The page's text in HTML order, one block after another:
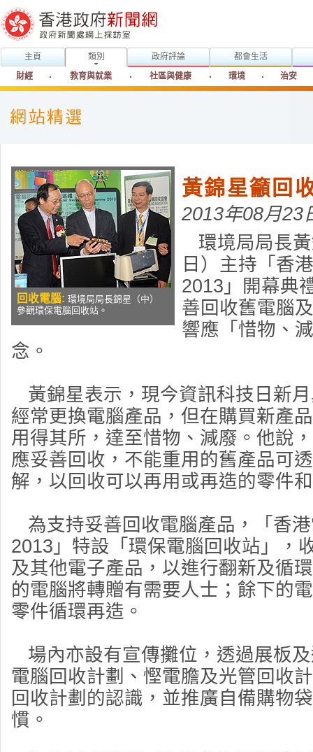
主頁 類別 政府評論
都會生活
財經
教育與就業 社區與健康 環境 治安
回收電腦: 環境局局長錦星（中）
參觀環保電腦回收站。
黃錦星籲回
2013年08月23
環境局局長
日）主持「香
2013」開幕典
善回收舊電腦
響應「惜物、
念。
黃錦星表示，現今資訊科技日新
經常更換電腦產品，但在購買新產
用得其所，達至惜物、減廢。他說
應妥善回收，不能重用的舊產品可
解，以回收可以再用或再造的零件
為支持妥善回收電腦產品，「香
2013」特設「環保電腦回收站」，
及其他電子產品，以進行翻新及循
的電腦將轉贈有需要人士；餘下的
零件循環再造。
場內亦設有宣傳攤位，透過展板
電腦回收計劃、慳電膽及光管回收
回收計劃的認識，並推廣自備購物
慣。